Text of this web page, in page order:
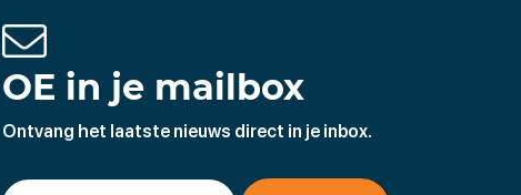
OE in je mailbox
Ontvang het laatste nieuws direct in je inbox.